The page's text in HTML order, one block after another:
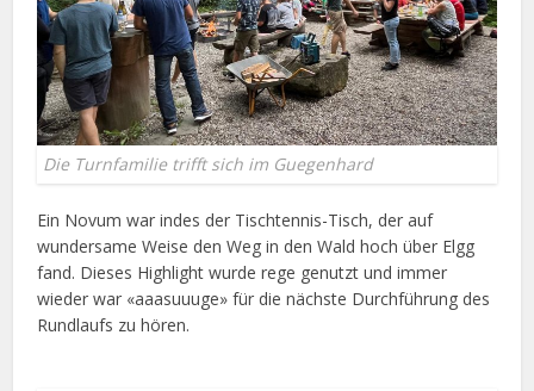
Die Turnfamilie trifft sich im Guegenhard
Ein Novum war indes der Tischtennis-Tisch, der auf
wundersame Weise den Weg in den Wald hoch über Elgg
fand. Dieses Highlight wurde rege genutzt und immer
wieder war «aaasuuuge» für die nächste Durchführung des
Rundlaufs zu hören.